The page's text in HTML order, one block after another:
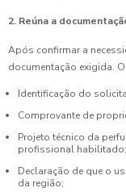
2. Reúna a
Após confirmar a
documentação exigida.
Identificação do
Comprovante de
Projeto técnico da
profissional habilitado;
Declaração de que o
da região;